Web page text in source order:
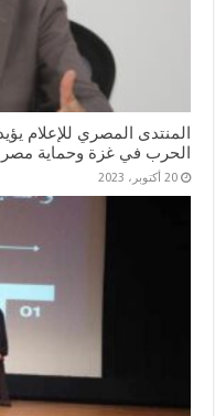
المنتدى المصري للإعلام
الحرب في غزة وحماية مصر
20 أكتوبر، 2023